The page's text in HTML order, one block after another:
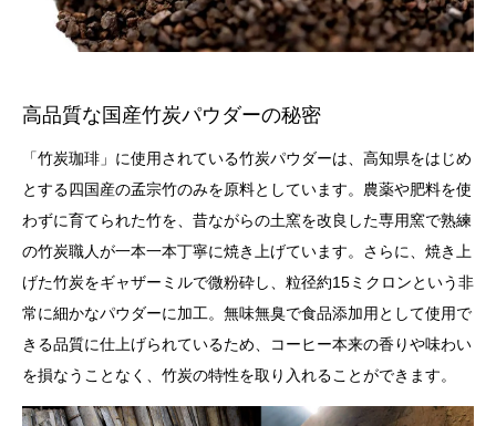
高品質な国産竹炭パウダーの秘密
「竹炭珈琲」に使用されている竹炭パウダーは、高知県をはじめ
とする四国産の孟宗竹のみを原料としています。農薬や肥料を使
わずに育てられた竹を、昔ながらの土窯を改良した専用窯で熟練
の竹炭職人が一本一本丁寧に焼き上げています。さらに、焼き上
げた竹炭をギャザーミルで微粉砕し、粒径約15ミクロンという非
常に細かなパウダーに加工。無味無臭で食品添加用として使用で
きる品質に仕上げられているため、コーヒー本来の香りや味わい
を損なうことなく、竹炭の特性を取り入れることができます。